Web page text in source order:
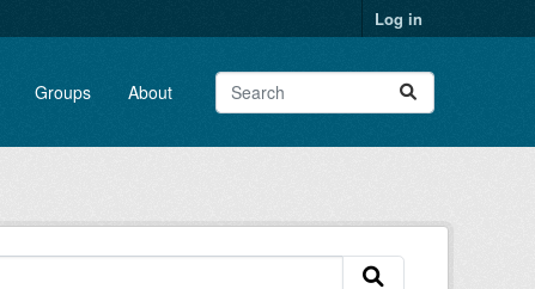
Log in
Groups About